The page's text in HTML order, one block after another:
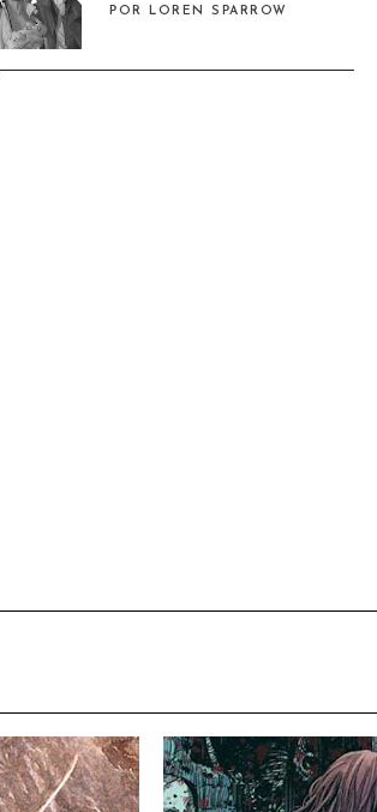
POR LOREN SPARROW